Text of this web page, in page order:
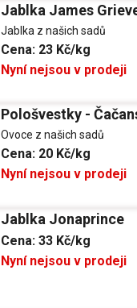
Jablka James
Jablka z našich sadů
Cena: 23 Kč/kg
Nyní nejsou v prodeji
Pološvestky -
Ovoce z našich sadů
Cena: 20 Kč/kg
Nyní nejsou v prodeji
Jablka Jonaprince
Cena: 33 Kč/kg
Nyní nejsou v prodeji